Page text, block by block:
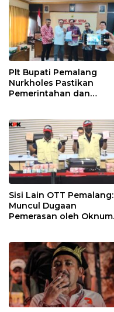
Plt Bupati Pemalang
Nurkholes Pastikan
Pemerintahan dan
Sisi Lain OTT Pemalang:
Muncul Dugaan
Pemerasan oleh Oknum